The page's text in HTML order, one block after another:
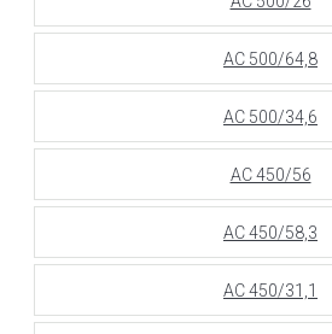
АС 500/64,8
АС 500/34,6
АС 450/56
АС 450/58,3
АС 450/31,1